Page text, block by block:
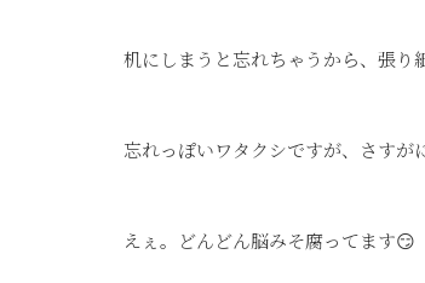
机にしまうと忘れちゃうから、張り
忘れっぽいワタクシですが、さすが
えぇ。どんどん脳みそ腐ってます😏